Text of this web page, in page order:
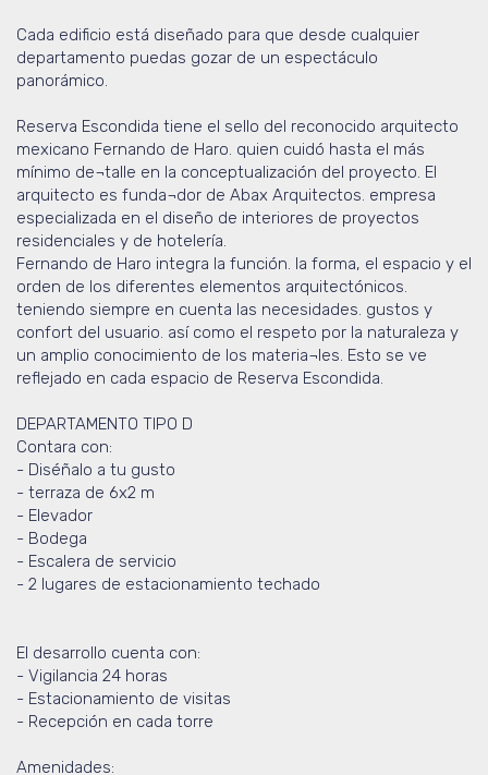
Cada edificio está diseñado para que desde cualquier
departamento puedas gozar de un espectáculo
panorámico.
Reserva Escondida tiene el sello del reconocido arquitecto
mexicano Fernando de Haro. quien cuidó hasta el más
mínimo de¬talle en la conceptualización del proyecto. El
arquitecto es funda¬dor de Abax Arquitectos. empresa
especializada en el diseño de interiores de proyectos
residenciales y de hotelería.
Fernando de Haro integra la función. la forma, el espacio y el
orden de los diferentes elementos arquitectónicos.
teniendo siempre en cuenta las necesidades. gustos y
confort del usuario. así como el respeto por la naturaleza y
un amplio conocimiento de los materia¬les. Esto se ve
reflejado en cada espacio de Reserva Escondida.
DEPARTAMENTO TIPO D
Contara con:
- Diséñalo a tu gusto
- terraza de 6x2 m
- Elevador
- Bodega
- Escalera de servicio
- 2 lugares de estacionamiento techado
El desarrollo cuenta con:
- Vigilancia 24 horas
- Estacionamiento de visitas
- Recepción en cada torre
Amenidades: